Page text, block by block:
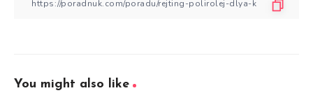
You might also like